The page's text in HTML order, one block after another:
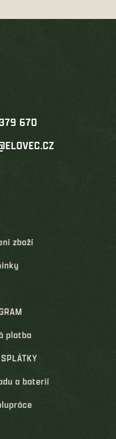
670
zboží
platba
a baterií